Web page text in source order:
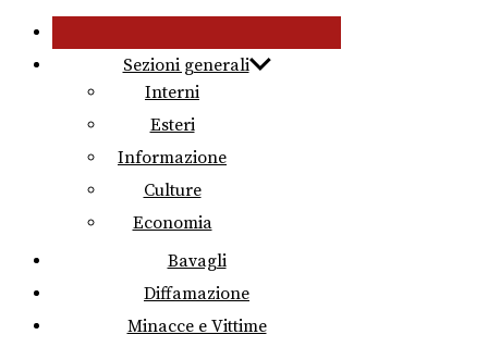
Sezioni generali
Interni
Esteri
Informazione
Culture
Economia
Bavagli
Diffamazione
Minacce e Vittime